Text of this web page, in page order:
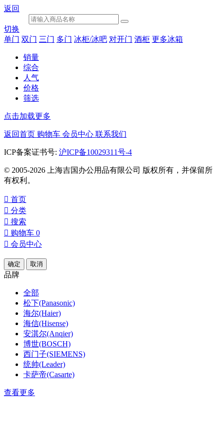
返回
切换
单门 双门 三门 多门 冰柜/冰吧 对开门 酒柜 更多冰箱
销量
综合
人气
价格
筛选
点击加载更多
返回首页 购物车 会员中心 联系我们
ICP备案证书号: 沪ICP备10029311号-4
© 2005-2026 上海吉国办公用品有限公司 版权所有，并保留所
有权利。
 首页
 分类
 搜索
 购物车 0
 会员中心
确定 取消
品牌
全部
松下(Panasonic)
海尔(Haier)
海信(Hisense)
安淇尔(Anqier)
博世(BOSCH)
西门子(SIEMENS)
统帅(Leader)
卡萨帝(Casarte)
查看更多